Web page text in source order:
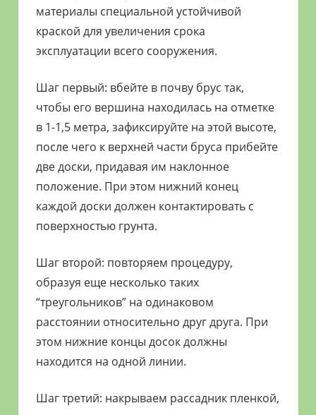
материалы специальной устойчивой
краской для увеличения срока
эксплуатации всего сооружения.
Шаг первый: вбейте в почву брус так,
чтобы его вершина находилась на отметке
в 1-1,5 метра, зафиксируйте на этой высоте,
после чего к верхней части бруса прибейте
две доски, придавая им наклонное
положение. При этом нижний конец
каждой доски должен контактировать с
поверхностью грунта.
Шаг второй: повторяем процедуру,
образуя еще несколько таких
“треугольников” на одинаковом
расстоянии относительно друг друга. При
этом нижние концы досок должны
находится на одной линии.
Шаг третий: накрываем рассадник пленкой,